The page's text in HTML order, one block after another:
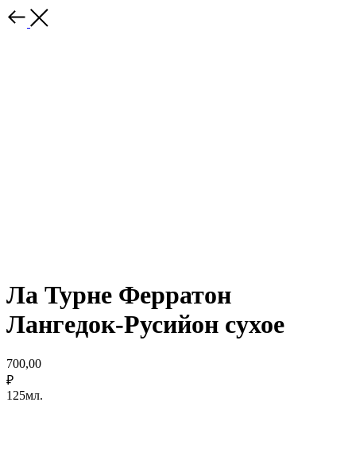
Ла Турне Ферратон
Лангедок-Русийон сухое
700,00
₽
125мл.